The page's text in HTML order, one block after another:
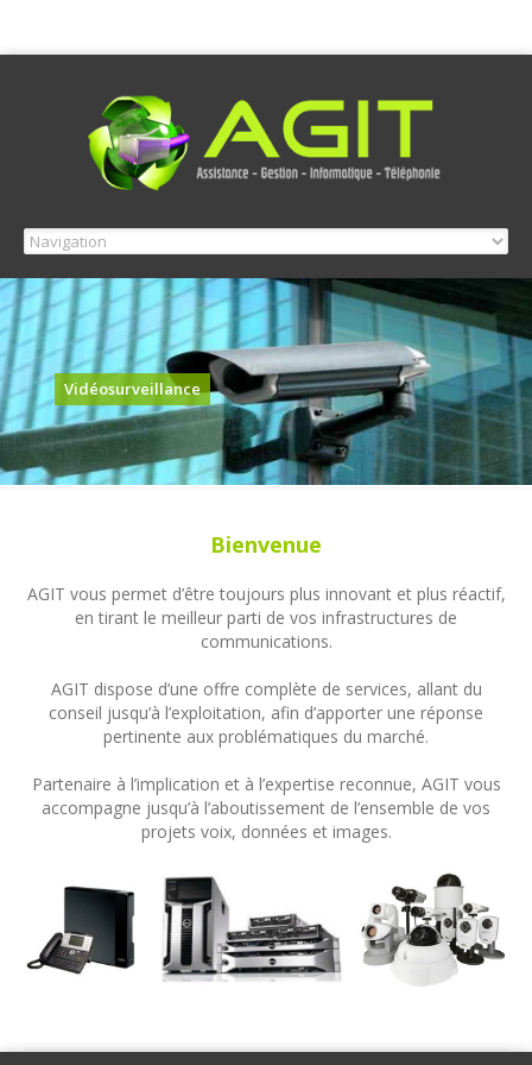
Vidéosurveillance
Bienvenue
AGIT vous permet d’être toujours plus innovant et plus réactif,
en tirant le meilleur parti de vos infrastructures de
communications.
AGIT dispose d’une offre complète de services, allant du
conseil jusqu’à l’exploitation, afin d’apporter une réponse
pertinente aux problématiques du marché.
Partenaire à l’implication et à l’expertise reconnue, AGIT vous
accompagne jusqu’à l’aboutissement de l’ensemble de vos
projets voix, données et images.